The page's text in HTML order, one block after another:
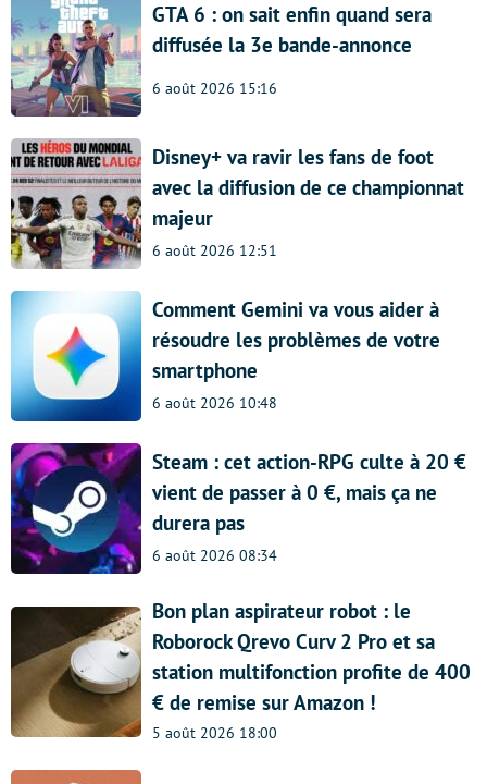
GTA 6 : on sait enfin quand sera
diffusée la 3e bande-annonce
6 août 2026 15:16
Disney+ va ravir les fans de foot
avec la diffusion de ce championnat
majeur
6 août 2026 12:51
Comment Gemini va vous aider à
résoudre les problèmes de votre
smartphone
6 août 2026 10:48
Steam : cet action-RPG culte à 20 €
vient de passer à 0 €, mais ça ne
durera pas
6 août 2026 08:34
Bon plan aspirateur robot : le
Roborock Qrevo Curv 2 Pro et sa
station multifonction profite de 400
€ de remise sur Amazon !
5 août 2026 18:00